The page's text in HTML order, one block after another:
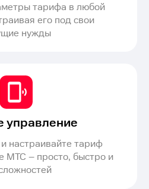
тарифа в любой
его под свои
нужды
управление
настраивайте тариф
МТС – просто, быстро и